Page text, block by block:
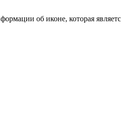
об иконе, которая